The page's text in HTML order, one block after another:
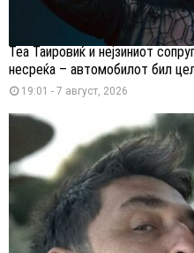
Теа Таировиќ и нејзиниот
несреќа – автомобилот бил
19:01 - 7 август, 2026